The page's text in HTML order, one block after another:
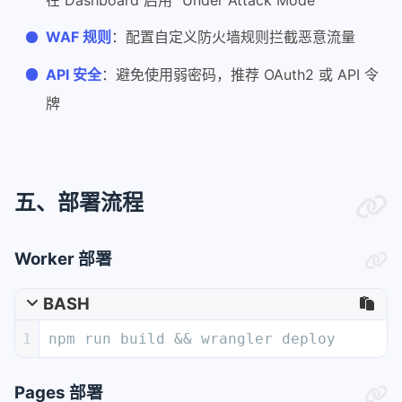
WAF 规则 ：配置自定义防火墙规则拦截恶意流量
API 安全：避免使用弱密码，推荐 OAuth2 或 API 令
牌
五、部署流程
Worker 部署
BASH
1 npm run build && wrangler deploy
Pages 部署